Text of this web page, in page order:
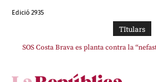
Edició 2935
TItulars
SOS Costa Brava es planta contra la